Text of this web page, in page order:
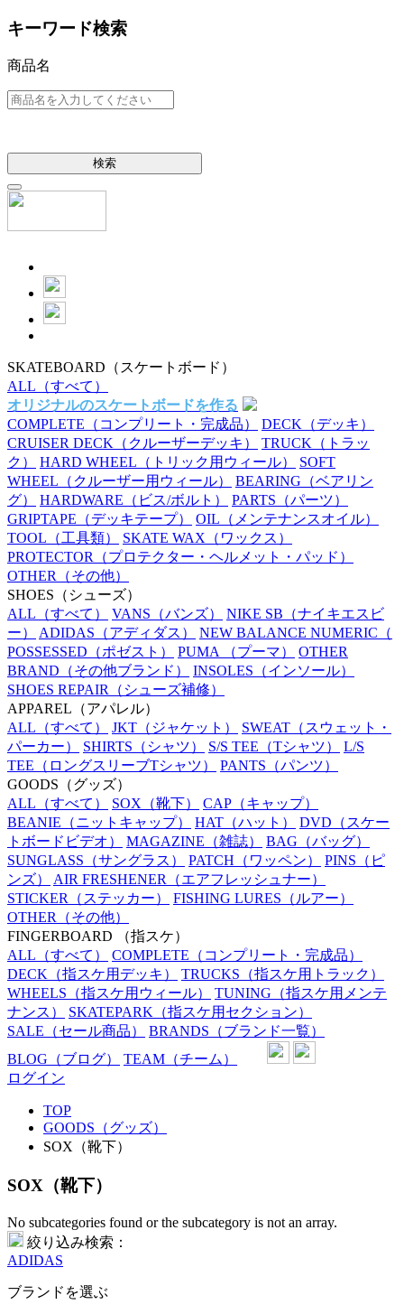
キーワード検索
商品名
検索
SKATEBOARD （スケートボード）
ALL （すべて）
オリジナルのスケートボードを作る
COMPLETE （コンプリート・完成品） DECK （デッキ）
CRUISER DECK （クルーザーデッキ） TRUCK （トラッ
ク）
HARD WHEEL （トリック用ウィール）
SOFT
WHEEL （クルーザー用ウィール） BEARING （ベアリン
グ）
HARDWARE （ビス/ボルト） PARTS （パーツ）
GRIPTAPE （デッキテープ） OIL （メンテナンスオイル）
TOOL （工具類） SKATE WAX （ワックス）
PROTECTOR （プロテクター・ヘルメット・パッド）
OTHER （その他）
SHOES （シューズ）
ALL （すべて） VANS （バンズ） NIKE SB （ナイキエスビ
ー）
ADIDAS （アディダス） NEW BALANCE NUMERIC （
POSSESSED （ポゼスト） PUMA （プーマ）
OTHER
BRAND （その他ブランド） INSOLES （インソール）
SHOES REPAIR （シューズ補修）
APPAREL （アパレル）
ALL （すべて） JKT （ジャケット） SWEAT （スウェット・
パーカー）
SHIRTS （シャツ） S/S TEE （Tシャツ）
L/S
TEE （ロングスリーブTシャツ） PANTS （パンツ）
GOODS （グッズ）
ALL （すべて） SOX （靴下） CAP （キャップ）
BEANIE （ニットキャップ） HAT （ハット） DVD （スケー
トボードビデオ）
MAGAZINE （雑誌） BAG （バッグ）
SUNGLASS （サングラス） PATCH （ワッペン） PINS （ピ
ンズ）
AIR FRESHENER （エアフレッシュナー）
STICKER （ステッカー） FISHING LURES （ルアー）
OTHER （その他）
FINGERBOARD
（指スケ）
ALL （すべて） COMPLETE （コンプリート・完成品）
DECK （指スケ用デッキ） TRUCKS （指スケ用トラック）
WHEELS （指スケ用ウィール） TUNING （指スケ用メンテ
ナンス）
SKATEPARK （指スケ用セクション）
SALE （セール商品） BRANDS （ブランド一覧）
BLOG （ブログ） TEAM （チーム）
ログイン
TOP
GOODS（グッズ）
SOX（靴下）
SOX（靴下）
No subcategories found or the subcategory is not an array.
絞り込み検索：
ADIDAS
ブランドを選ぶ